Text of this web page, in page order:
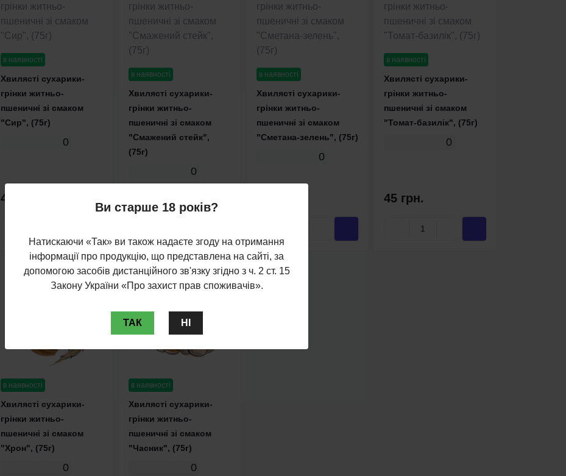
в наявності
Хвилясті сухарики-
грінки житньо-
пшеничні зі смаком
"Сир", (75г)
0
45 грн.
в наявності
Хвилясті сухарики-
грінки житньо-
пшеничні зі смаком
"Смажений стейк",
(75г)
0
в наявності
Хвилясті сухарики-
грінки житньо-
пшеничні зі смаком
"Сметана-зелень", (75г)
0
в наявності
Хвилясті сухарики-
грінки житньо-
пшеничні зі смаком
"Томат-базилік", (75г)
0
45 грн.
в наявності
Хвилясті сухарики-
грінки житньо-
пшеничні зі смаком
"Хрон", (75г)
0
в наявності
Хвилясті сухарики-
грінки житньо-
пшеничні зі смаком
"Часник", (75г)
0
Ви старше 18 років?
Натискаючи «Так» ви також надаєте згоду на отримання
інформації про продукцію, що представлена на сайті, за
допомогою засобів дистанційного зв'язку згідно з ч. 2 ст. 15
Закону України «Про захист прав споживачів».
ТАК НІ